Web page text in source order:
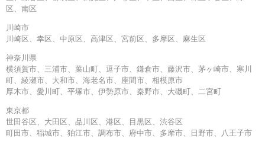
区、南区
川崎市
川崎区、幸区、中原区、高津区、宮前区、多摩区、麻生区
神奈川県
横須賀市、三浦市、葉山町、逗子市、鎌倉市、藤沢市、茅ヶ崎市、寒川
町、綾瀬市、大和市、海老名市、座間市、相模原市
厚木市、愛川町、平塚市、伊勢原市、秦野市、大磯町、二宮町
東京都
世田谷区、大田区、品川区、港区、目黒区、渋谷区
町田市、稲城市、狛江市、調布市、府中市、多摩市、日野市、八王子市